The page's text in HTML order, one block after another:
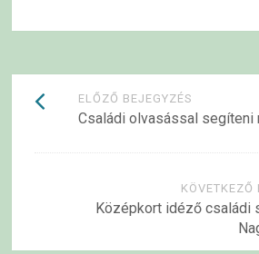
Bejegyzések
navigációja
ELŐZŐ BEJEGYZÉS
Családi olvasással segíteni
KÖVETKEZŐ
Középkort idéző családi